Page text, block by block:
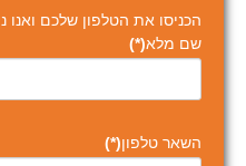
הכניסו את הטלפון שלכם
שם מלא(*)
השאר טלפון(*)